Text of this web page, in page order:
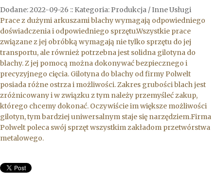
Dodane: 2022-09-26 :: Kategoria: Produkcja / Inne Usługi
Prace z dużymi arkuszami blachy wymagają odpowiedniego
doświadczenia i odpowiedniego sprzętu.Wszystkie prace
związane z jej obróbką wymagają nie tylko sprzętu do jej
transportu, ale również potrzebna jest solidna gilotyna do
blachy. Z jej pomocą można dokonywać bezpiecznego i
precyzyjnego cięcia. Gilotyna do blachy od firmy Polwelt
posiada różne ostrza i możliwości. Zakres grubości blach jest
zróżnicowany i w związku z tym należy przemyśleć zakup,
którego chcemy dokonać. Oczywiście im większe możliwości
gilotyn, tym bardziej uniwersalnym staje się narzędziem.Firma
Polwelt poleca swój sprzęt wszystkim zakładom przetwórstwa
metalowego.